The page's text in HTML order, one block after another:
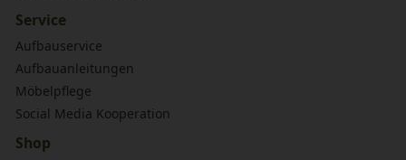
Service
Aufbauservice
Aufbauanleitungen
Möbelpflege
Social Media Kooperation
Shop